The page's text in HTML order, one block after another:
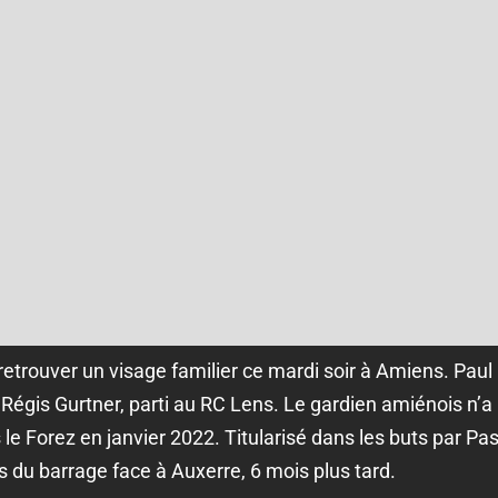
retrouver un visage familier ce mardi soir à Amiens.
Gurtner, parti au RC Lens. Le gardien amiénois
Forez en janvier 2022. Titularisé dans les buts par
du barrage face à Auxerre, 6 mois plus tard.